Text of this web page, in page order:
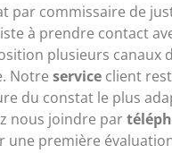
par commissaire de
à prendre contact
plusieurs canaux
Notre service client
du constat le plus
nous joindre par
première